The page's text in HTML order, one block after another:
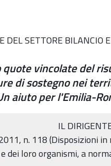
DEL SETTORE
quote vincolate del
di sostegno nei
aiuto per l'Emilia-
IL
n. 118 (Disposizioni
dei loro organismi, a